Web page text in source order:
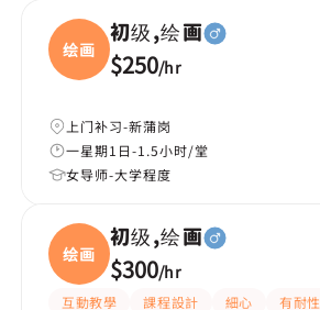
绘画
初级,绘画
$250/hr
上门补习-新蒲岗
一星期1日-1.5小时/堂
女导师-大学程度
绘画
初级,绘画
$300/hr
互動教學 課程設計 細心 有耐性